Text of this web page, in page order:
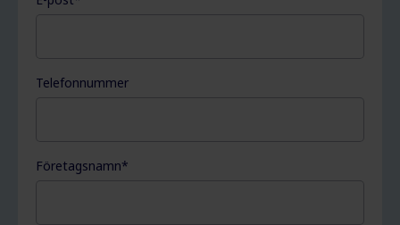
Telefonnummer
Företagsnamn*